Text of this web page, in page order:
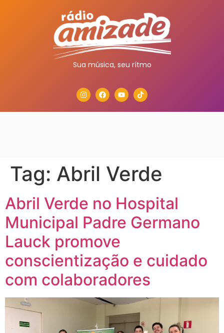
Sua música, seu rítmo
Tag: Abril Verde
Abril Verde no Hospital
Municipal Padre Germano
Lauck promove
conscientização e cuidado
com colaboradores